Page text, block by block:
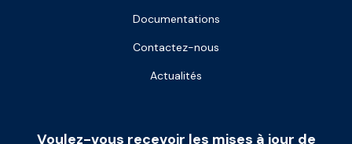
Documentations
Contactez-nous
Actualités
Voulez-vous recevoir les mises à jour de